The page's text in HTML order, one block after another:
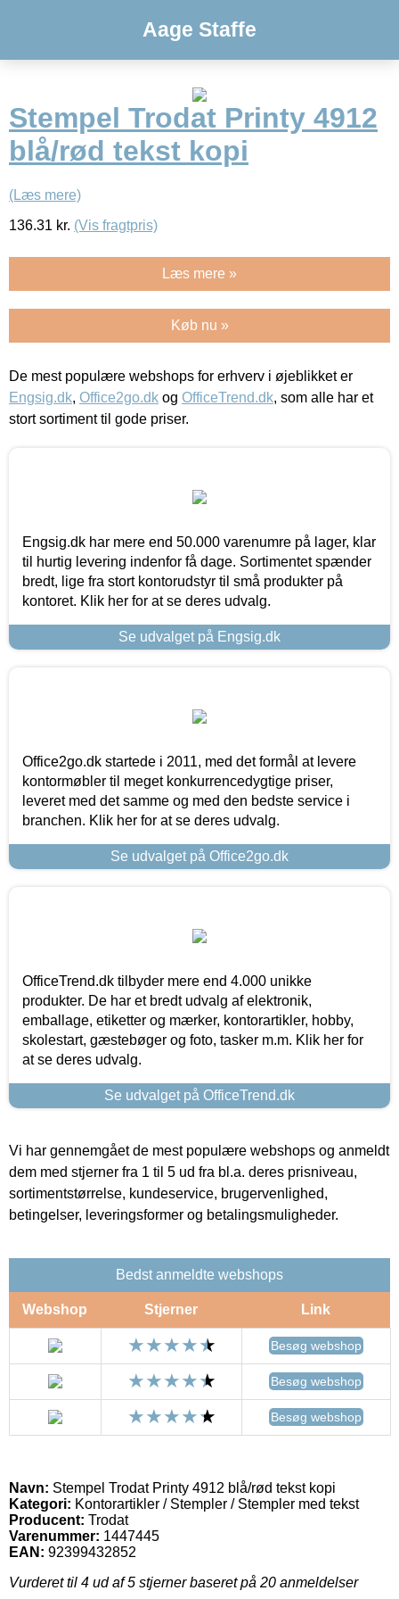
Aage Staffe
Stempel Trodat Printy 4912
blå/rød tekst kopi
(Læs mere)
136.31 kr. (Vis fragtpris)
Læs mere »
Køb nu »
De mest populære webshops for erhverv i øjeblikket er
Engsig.dk, Office2go.dk og OfficeTrend.dk, som alle har et
stort sortiment til gode priser.
Engsig.dk har mere end 50.000 varenumre på lager, klar
til hurtig levering indenfor få dage. Sortimentet spænder
bredt, lige fra stort kontorudstyr til små produkter på
kontoret. Klik her for at se deres udvalg.
Se udvalget på Engsig.dk
Office2go.dk startede i 2011, med det formål at levere
kontormøbler til meget konkurrencedygtige priser,
leveret med det samme og med den bedste service i
branchen. Klik her for at se deres udvalg.
Se udvalget på Office2go.dk
OfficeTrend.dk tilbyder mere end 4.000 unikke
produkter. De har et bredt udvalg af elektronik,
emballage, etiketter og mærker, kontorartikler, hobby,
skolestart, gæstebøger og foto, tasker m.m. Klik her for
at se deres udvalg.
Se udvalget på OfficeTrend.dk
Vi har gennemgået de mest populære webshops og anmeldt
dem med stjerner fra 1 til 5 ud fra bl.a. deres prisniveau,
sortimentstørrelse, kundeservice, brugervenlighed,
betingelser, leveringsformer og betalingsmuligheder.
Bedst anmeldte webshops
Webshop Stjerner Link
Besøg webshop
Besøg webshop
Besøg webshop
Navn: Stempel Trodat Printy 4912 blå/rød tekst kopi
Kategori: Kontorartikler / Stempler / Stempler med tekst
Producent: Trodat
Varenummer: 1447445
EAN: 92399432852
Vurderet til 4 ud af 5 stjerner baseret på 20 anmeldelser